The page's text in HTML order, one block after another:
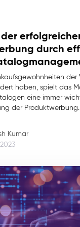
durch
der
haben, spielt das
eine immer
der Produktwerbung.
Kumar